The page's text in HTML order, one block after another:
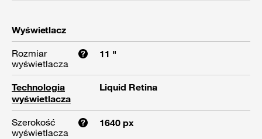
Wyświetlacz
Rozmiar
wyświetlacza
11 "
Technologia
wyświetlacza
Liquid Retina
Szerokość
wyświetlacza
1640 px